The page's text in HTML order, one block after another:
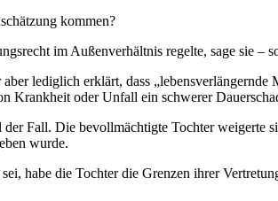
kommen?
im Außenverhältnis regelte, sage sie
lediglich erklärt, dass
Krankheit oder Unfall ein schwerer
Fall. Die bevollmächtigte Tochter
wurde.
habe die Tochter die Grenzen ihrer